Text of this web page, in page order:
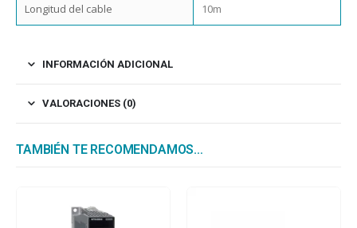
Longitud del cable 10m
INFORMACIÓN ADICIONAL
VALORACIONES (0)
TAMBIÉN TE RECOMENDAMOS…